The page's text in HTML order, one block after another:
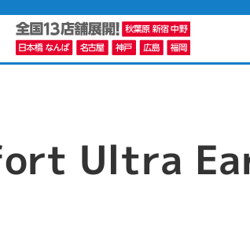
Ultra
検索に切り替える